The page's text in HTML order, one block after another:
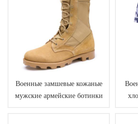
Военные замшевые кожаные
мужские армейские ботинки